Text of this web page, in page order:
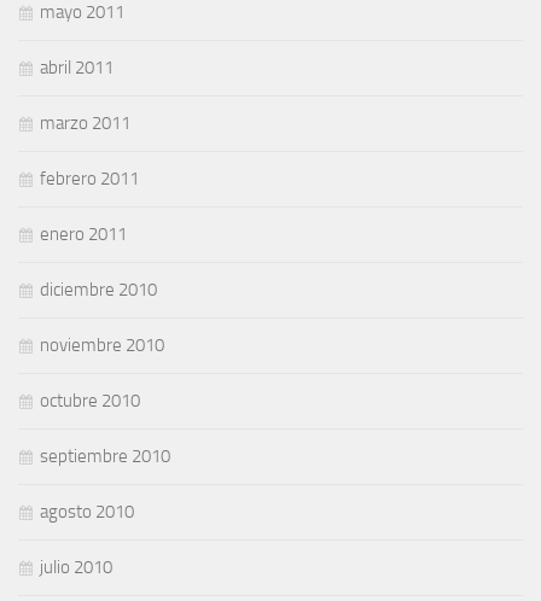
mayo 2011
abril 2011
marzo 2011
febrero 2011
enero 2011
diciembre 2010
noviembre 2010
octubre 2010
septiembre 2010
agosto 2010
julio 2010